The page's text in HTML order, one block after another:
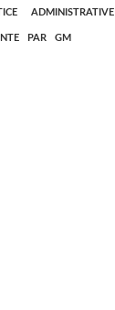
PAR GM